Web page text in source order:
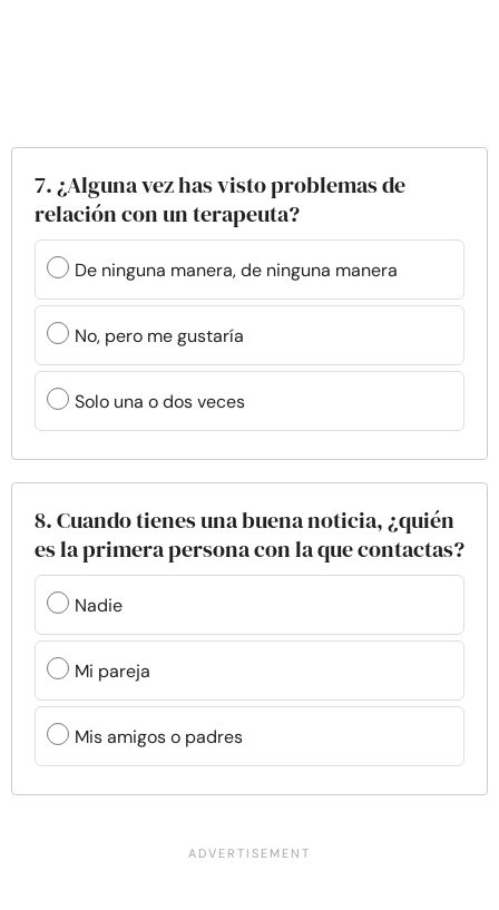
7. ¿Alguna vez has visto problemas de
relación con un terapeuta?
De ninguna manera, de ninguna manera
No, pero me gustaría
Solo una o dos veces
8. Cuando tienes una buena noticia, ¿quién
es la primera persona con la que contactas?
Nadie
Mi pareja
Mis amigos o padres